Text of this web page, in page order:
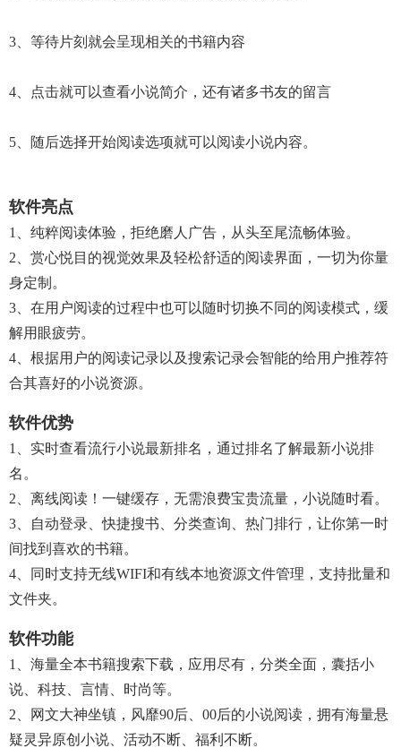
3、等待片刻就会呈现相关的书籍内容
4、点击就可以查看小说简介，还有诸多书友的留言
5、随后选择开始阅读选项就可以阅读小说内容。
软件亮点
1、纯粹阅读体验，拒绝磨人广告，从头至尾流畅体验。
2、赏心悦目的视觉效果及轻松舒适的阅读界面，一切为你量
身定制。
3、在用户阅读的过程中也可以随时切换不同的阅读模式，缓
解用眼疲劳。
4、根据用户的阅读记录以及搜索记录会智能的给用户推荐符
合其喜好的小说资源。
软件优势
1、实时查看流行小说最新排名，通过排名了解最新小说排
名。
2、离线阅读！一键缓存，无需浪费宝贵流量，小说随时看。
3、自动登录、快捷搜书、分类查询、热门排行，让你第一时
间找到喜欢的书籍。
4、同时支持无线WIFI和有线本地资源文件管理，支持批量和
文件夹。
软件功能
1、海量全本书籍搜索下载，应用尽有，分类全面，囊括小
说、科技、言情、时尚等。
2、网文大神坐镇，风靡90后、00后的小说阅读，拥有海量悬
疑灵异原创小说、活动不断、福利不断。